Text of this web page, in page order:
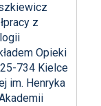
z
Opieki
734 Kielce
im. Henryka